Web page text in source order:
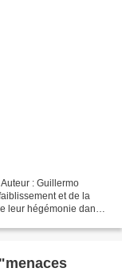
: Guillermo
et de la
leur hégémonie dans